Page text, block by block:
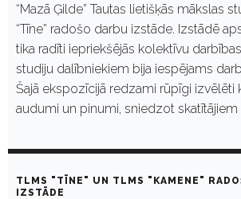
“Mazā Ģilde” Tautas lietišķās mākslas
“Tīne” radošo darbu izstāde. Izstādē
tika radīti iepriekšējās kolektīvu
studiju dalībniekiem bija iespējams
Šajā ekspozīcijā redzami rūpīgi izvēlēti
audumi un pinumi, sniedzot skatītājiem
TLMS "TĪNE" UN TLMS "KAMENE"
IZSTĀDE